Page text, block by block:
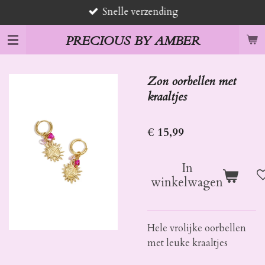
direct
naar
de
hoofdinhoud
PRECIOUS BY AMBER
Snelle verzending
Zon oorbellen met
kraaltjes
€ 15,99
In
winkelwagen
Hele vrolijke oorbellen
met leuke kraaltjes